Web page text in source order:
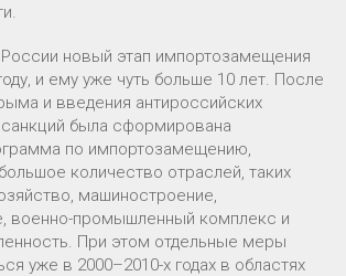
новый этап импортозамещения
и ему уже чуть больше 10 лет. После
и введения антироссийских
была сформирована
по импортозамещению,
количество отраслей, таких
машиностроение,
военно-промышленный комплекс и
При этом отдельные меры
уже в 2000–2010-х годах в областях